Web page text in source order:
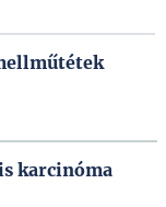
karcinóma